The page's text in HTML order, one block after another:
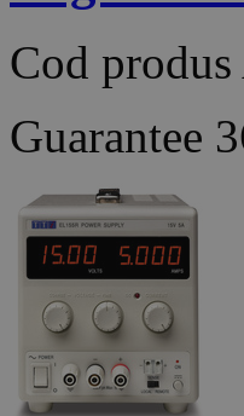
Cod produs
Guarantee